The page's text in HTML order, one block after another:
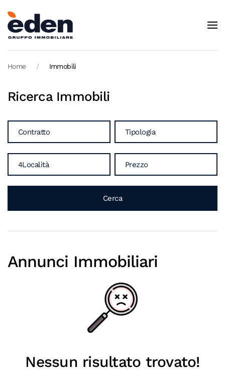
Skip to main content
Home Immobili
Ricerca Immobili
Contratto Tipologia
4Località Prezzo
Cerca
Annunci Immobiliari
Nessun risultato trovato!